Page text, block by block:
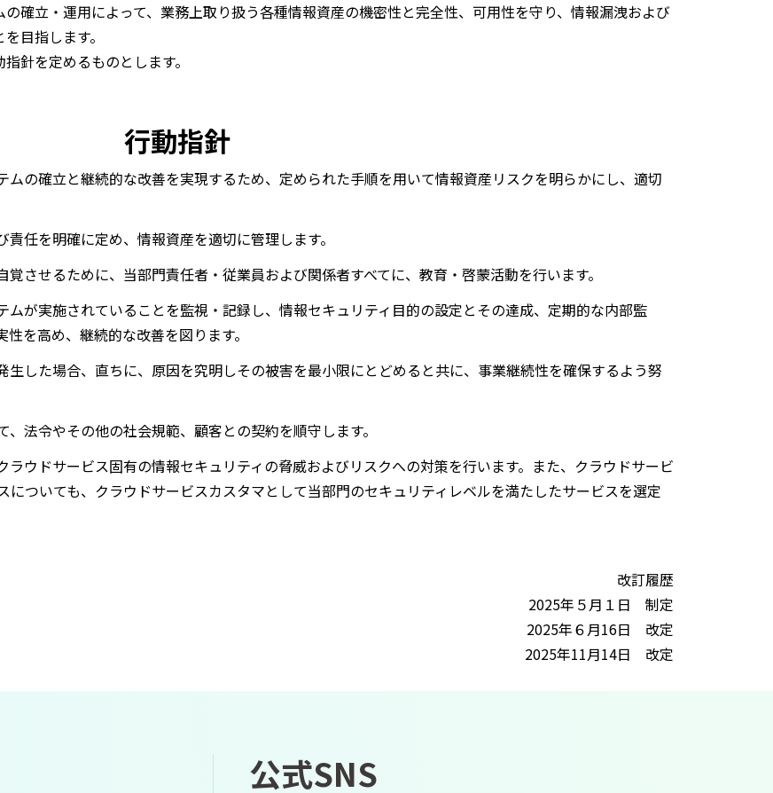
確立・運用によって、業務上取り扱う各種情報資産の機密性と完全性、可用性を守り、情報漏洩および
目指します。
針を定めるものとします。
―― 行動指針 ――
の確立と継続的な改善を実現するため、定められた手順を用いて情報資産リスクを明らかにし、適切
任を明確に定め、情報資産を適切に管理します。
させるために、当部門責任者・従業員および関係者すべてに、教育・啓蒙活動を行います。
が実施されていることを監視・記録し、情報セキュリティ目的の設定とその達成、定期的な内部監
を高め、継続的な改善を図ります。
した場合、直ちに、原因を究明しその被害を最小限にとどめると共に、事業継続性を確保するよう努
法令やその他の社会規範、顧客との契約を順守します。
ウドサービス固有の情報セキュリティの脅威およびリスクへの対策を行います。また、クラウドサービ
ついても、クラウドサービスカスタマとして当部門のセキュリティレベルを満たしたサービスを選定
改訂履歴
2025年５月１日 制定
2025年６月16日 改定
2025年11月14日 改定
公式SNS